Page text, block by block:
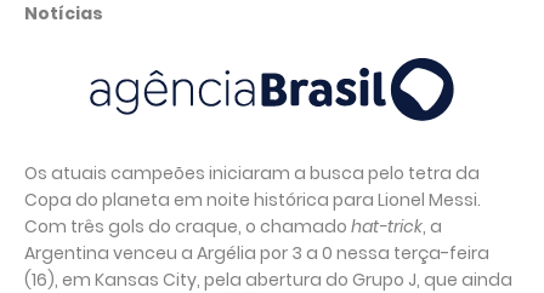
Notícias
Os atuais campeões iniciaram a busca pelo tetra da
Copa do planeta em noite histórica para Lionel Messi.
Com três gols do craque, o chamado hat-trick, a
Argentina venceu a Argélia por 3 a 0 nessa terça-feira
(16), em Kansas City, pela abertura do Grupo J, que ainda